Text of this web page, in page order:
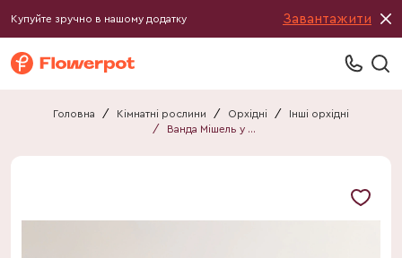
Купуйте зручно в нашому додатку Завантажити
Головна / Кімнатні рослини / Орхідні /
Інші орхідні
/
Ванда Мішель у склі